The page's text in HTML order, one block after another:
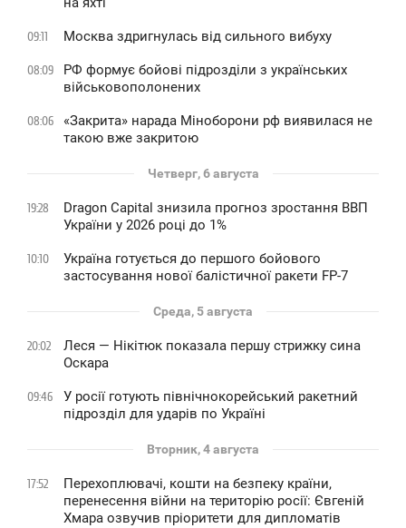
09:11 Москва здригнулась від сильного вибуху
08:09
РФ формує бойові підрозділи з українських
військовополонених
08:06
«Закрита» нарада Міноборони рф виявилася не
такою вже закритою
Четверг, 6 августа
19:28
Dragon Capital знизила прогноз зростання ВВП
України у 2026 році до 1%
10:10
Україна готується до першого бойового
застосування нової балістичної ракети FP-7
Среда, 5 августа
20:02
Леся — Нікітюк показала першу стрижку сина
Оскара
09:46
У росії готують північнокорейський ракетний
підрозділ для ударів по Україні
Вторник, 4 августа
17:52
Перехоплювачі, кошти на безпеку країни,
перенесення війни на територію росії: Євгеній
Хмара озвучив пріоритети для дипломатів